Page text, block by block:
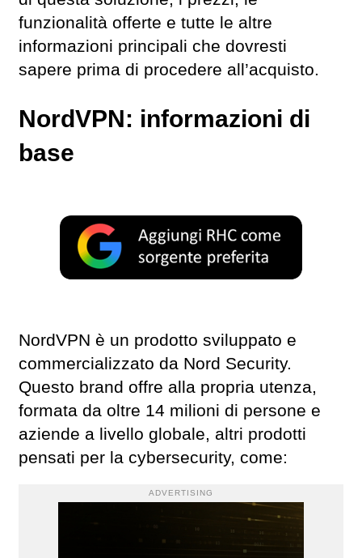
funzionalità offerte e tutte le altre
informazioni principali che dovresti
sapere prima di procedere all’acquisto.
NordVPN: informazioni di
base
NordVPN è un prodotto sviluppato e
commercializzato da Nord Security.
Questo brand offre alla propria utenza,
formata da oltre 14 milioni di persone e
aziende a livello globale, altri prodotti
pensati per la cybersecurity, come:
ADVERTISING